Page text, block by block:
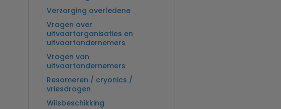
Verzorging overledene
Vragen over
uitvaartorganisaties en
uitvaartondernemers
Vragen van
uitvaartondernemers
Resomeren / cryonics /
vriesdrogen
Wilsbeschikking